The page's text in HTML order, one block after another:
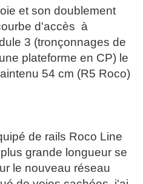
et son doublement
d'accès à
3 (tronçonnages de
plateforme en CP) le
54 cm (R5 Roco)
de rails Roco Line
grande longueur se
le nouveau réseau